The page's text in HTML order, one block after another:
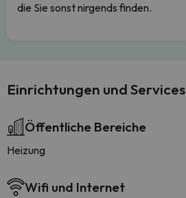
die Sie sonst nirgends finden.
Einrichtungen und Services
Öffentliche Bereiche
Heizung
Wifi und Internet